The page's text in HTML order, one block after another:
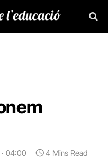
04:00 4 Mins Read